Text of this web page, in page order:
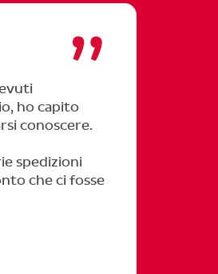
ho capito
conoscere.
spedizioni
che ci fosse